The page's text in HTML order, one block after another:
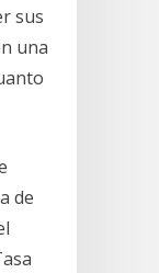
sus
una
de